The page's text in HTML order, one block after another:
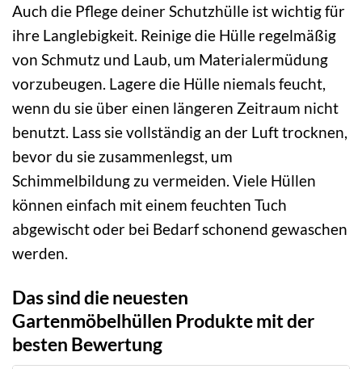
Auch die Pflege deiner Schutzhülle ist wichtig für
ihre Langlebigkeit. Reinige die Hülle regelmäßig
von Schmutz und Laub, um Materialermüdung
vorzubeugen. Lagere die Hülle niemals feucht,
wenn du sie über einen längeren Zeitraum nicht
benutzt. Lass sie vollständig an der Luft trocknen,
bevor du sie zusammenlegst, um
Schimmelbildung zu vermeiden. Viele Hüllen
können einfach mit einem feuchten Tuch
abgewischt oder bei Bedarf schonend gewaschen
werden.
Das sind die neuesten
Gartenmöbelhüllen Produkte mit der
besten Bewertung